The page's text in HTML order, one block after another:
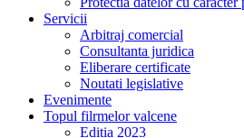
Servicii
Arbitraj comercial
Consultanta juridica
Eliberare certificate
Noutati legislative
Evenimente
Topul filrmelor valcene
Editia 2023